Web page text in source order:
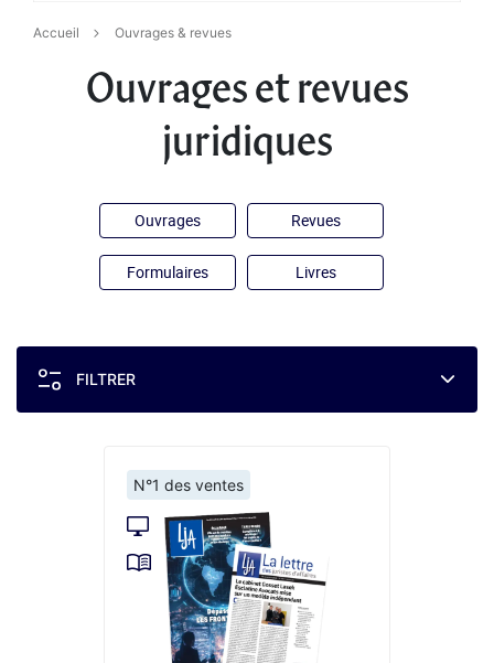
Accueil Ouvrages & revues
Ouvrages et revues
juridiques
Ouvrages Revues
Formulaires Livres
FILTRER
N°1 des ventes